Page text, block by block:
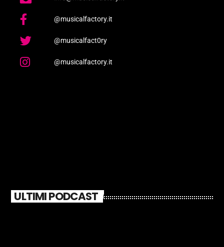
@musicalfactory.it
@musicalfact0ry
@musicalfactory.it
ULTIMI PODCAST